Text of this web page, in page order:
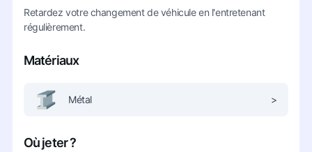
Retardez votre changement de véhicule en l'entretenant
régulièrement.
Matériaux
Métal >
Où jeter ?